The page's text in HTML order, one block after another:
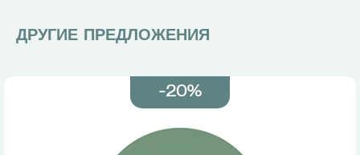
ДРУГИЕ ПРЕДЛОЖЕНИЯ
-20%